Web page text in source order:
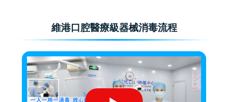
維港口腔醫療級器械消毒流程